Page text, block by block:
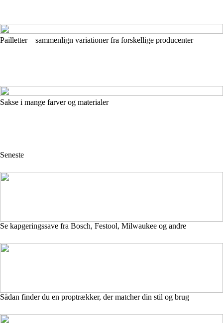
Pailletter – sammenlign variationer fra forskellige producenter
Sakse i mange farver og materialer
Seneste
Se kapgeringssave fra Bosch, Festool, Milwaukee og andre
Sådan finder du en proptrækker, der matcher din stil og brug